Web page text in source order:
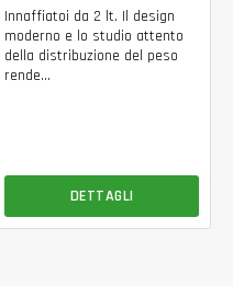
Innaffiatoi da 2 lt. Il design
moderno e lo studio attento
della distribuzione del peso
rende...
DETTAGLI